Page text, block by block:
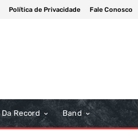
Política de Privacidade Fale Conosco
Record Band